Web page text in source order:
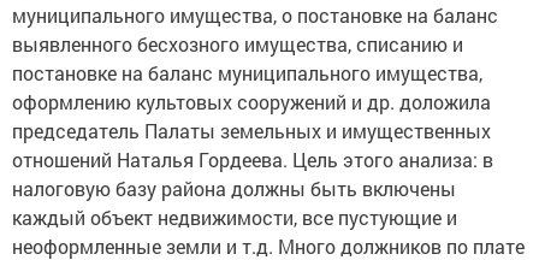
муниципального имущества, о постановке на баланс
выявленного бесхозного имущества, списанию и
постановке на баланс муниципального имущества,
оформлению культовых сооружений и др. доложила
председатель Палаты земельных и имущественных
отношений Наталья Гордеева. Цель этого анализа: в
налоговую базу района должны быть включены
каждый объект недвижимости, все пустующие и
неоформленные земли и т.д. Много должников по плате